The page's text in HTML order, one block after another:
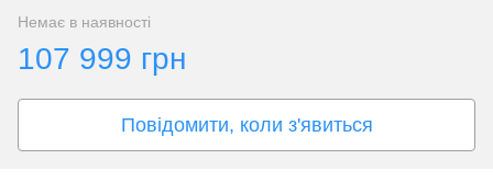
Немає в наявності
107 999 грн
Повідомити, коли з'явиться